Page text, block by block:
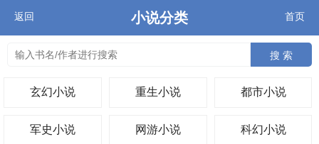
返回 小说分类 首页
搜 索
玄幻小说 重生小说 都市小说
军史小说 网游小说 科幻小说